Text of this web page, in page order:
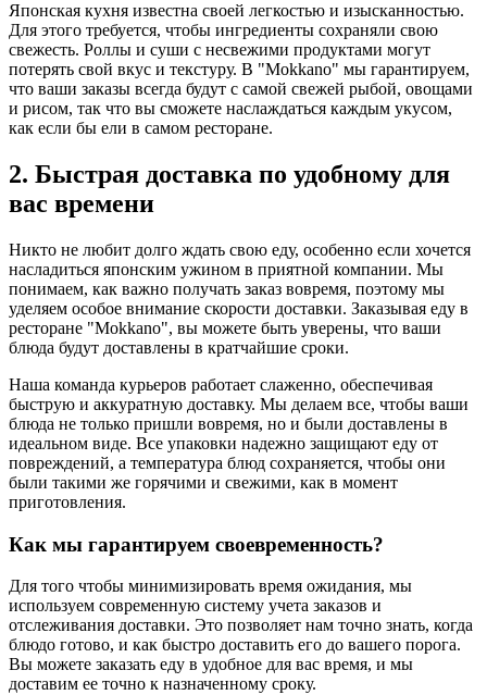
Японская кухня известна своей легкостью и изысканностью.
Для этого требуется, чтобы ингредиенты сохраняли свою
свежесть. Роллы и суши с несвежими продуктами могут
потерять свой вкус и текстуру. В "Mokkano" мы гарантируем,
что ваши заказы всегда будут с самой свежей рыбой, овощами
и рисом, так что вы сможете наслаждаться каждым укусом,
как если бы ели в самом ресторане.
2. Быстрая доставка по удобному для
вас времени
Никто не любит долго ждать свою еду, особенно если хочется
насладиться японским ужином в приятной компании. Мы
понимаем, как важно получать заказ вовремя, поэтому мы
уделяем особое внимание скорости доставки. Заказывая еду в
ресторане "Mokkano", вы можете быть уверены, что ваши
блюда будут доставлены в кратчайшие сроки.
Наша команда курьеров работает слаженно, обеспечивая
быструю и аккуратную доставку. Мы делаем все, чтобы ваши
блюда не только пришли вовремя, но и были доставлены в
идеальном виде. Все упаковки надежно защищают еду от
повреждений, а температура блюд сохраняется, чтобы они
были такими же горячими и свежими, как в момент
приготовления.
Как мы гарантируем своевременность?
Для того чтобы минимизировать время ожидания, мы
используем современную систему учета заказов и
отслеживания доставки. Это позволяет нам точно знать, когда
блюдо готово, и как быстро доставить его до вашего порога.
Вы можете заказать еду в удобное для вас время, и мы
доставим ее точно к назначенному сроку.